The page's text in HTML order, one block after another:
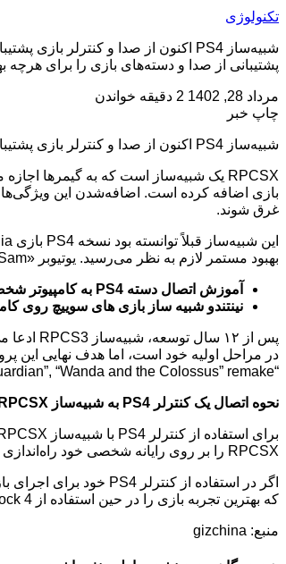
تکنولوژی
پشتیبانی از صدا و دسته‌های بازی را برای
مرداد 28, 1402
2 دقیقه خواندن
چاپ خبر
شبیه‌ساز PS4 اکنون از صدا و کنترلر بازی پشتیبانی می‌کند
بازی اضافه کرده است. اضافه‌شدن این ویژگی‌ها
غرق شوند.
بهبود مستمر لازم به نظر می‌رسید. یوتیوبر «BrutalSam» چند روز پیش یک ویدئوی دمو از «Sonic Mania» منتشر کرد و تأیید کرد که شبیه‌ساز هم اکنون از صدا و کنترلر PS4 نیز پشتیبانی می‌کند.
آموزش اتصال دسته PS4 به کامپیوتر شخصی
نینتندو شبیه ساز بازی‌ های سوییچ روی
“Bloodborne”, “Dream Creation”, “Gravity Rush End Chapter”, “Infamous: Second Son”, “The Last Guardian”, “Wanda and the Colossus” remake و موارد دیگر.
نحوه اتصال یک کنترلر PS4 به شبیه‌ساز RPCSX:
RPCSX را بر روی رایانه شخصی خود راه‌اندازی کنید و روی گزینه Configuration “پیکربندی” در پنجره RPCSX کلیک کنید. سپس از آنجا می‌توانید تنظیمات کنترلر را به‌دلخواه خود تغییر دهید.
که بهترین تجربه بازی را در حین استفاده از DualShock 4 در رایانه شخصی بازی ویندوز خود داشته باشید.
منبع: gizchina